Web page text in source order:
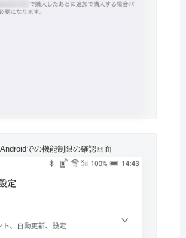
での機能制限の確認画面